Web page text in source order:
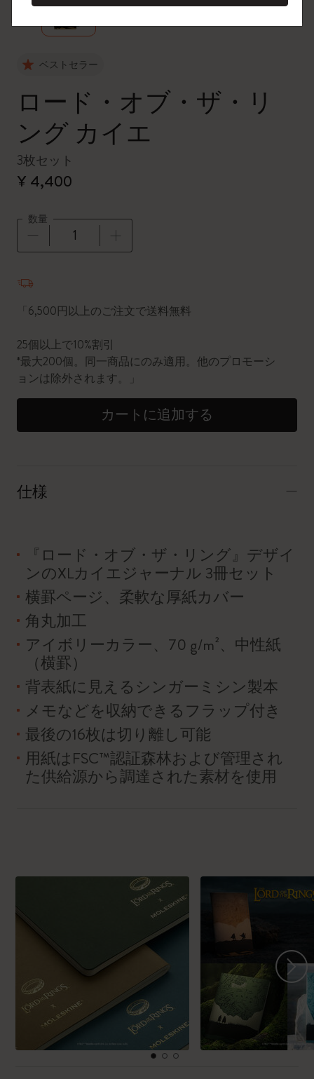
ベストセラー
ロード・オブ・ザ・リ
ング カイエ
3枚セット
¥ 4,400
数量
「6,500円以上のご注文で送料無料
25個以上で10%割引
*最大200個。同一商品にのみ適用。他のプロモーシ
ョンは除外されます。」
カートに追加する
仕様
『ロード・オブ・ザ・リング』デザイ
ンのXLカイエジャーナル 3冊セット
横罫ページ、柔軟な厚紙カバー
角丸加工
アイボリーカラー、70 g/m²、中性紙
（横罫）
背表紙に見えるシンガーミシン製本
メモなどを収納できるフラップ付き
最後の16枚は切り離し可能
用紙はFSC™認証森林および管理され
た供給源から調達された素材を使用